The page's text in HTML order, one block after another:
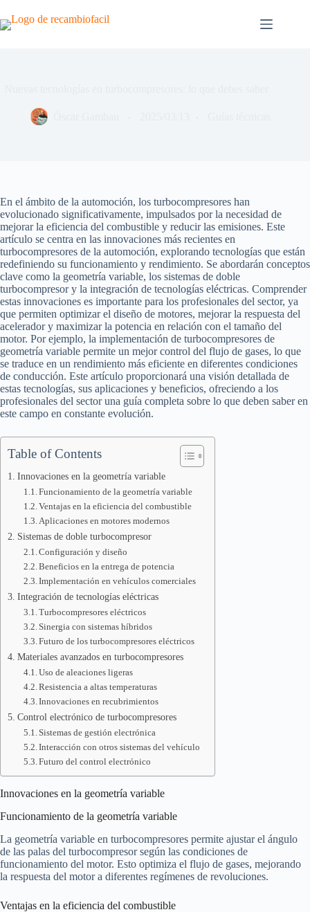
al
contenido
En el ámbito de la automoción, los turbocompresores han
evolucionado significativamente, impulsados por la necesidad de
mejorar la eficiencia del combustible y reducir las emisiones. Este
artículo se centra en las innovaciones más recientes en
turbocompresores de la automoción, explorando tecnologías que están
redefiniendo su funcionamiento y rendimiento. Se abordarán conceptos
clave como la geometría variable, los sistemas de doble
turbocompresor y la integración de tecnologías eléctricas. Comprender
estas innovaciones es importante para los profesionales del sector, ya
que permiten optimizar el diseño de motores, mejorar la respuesta del
acelerador y maximizar la potencia en relación con el tamaño del
motor. Por ejemplo, la implementación de turbocompresores de
geometría variable permite un mejor control del flujo de gases, lo que
se traduce en un rendimiento más eficiente en diferentes condiciones
de conducción. Este artículo proporcionará una visión detallada de
estas tecnologías, sus aplicaciones y beneficios, ofreciendo a los
profesionales del sector una guía completa sobre lo que deben saber en
este campo en constante evolución.
Table of Contents
Innovaciones en la geometría variable
Funcionamiento de la geometría variable
Ventajas en la eficiencia del combustible
Aplicaciones en motores modernos
Sistemas de doble turbocompresor
Configuración y diseño
Beneficios en la entrega de potencia
Implementación en vehículos comerciales
Integración de tecnologías eléctricas
Turbocompresores eléctricos
Sinergia con sistemas híbridos
Futuro de los turbocompresores eléctricos
Materiales avanzados en turbocompresores
Uso de aleaciones ligeras
Resistencia a altas temperaturas
Innovaciones en recubrimientos
Control electrónico de turbocompresores
Sistemas de gestión electrónica
Interacción con otros sistemas del vehículo
Futuro del control electrónico
Innovaciones en la geometría variable
Funcionamiento de la geometría variable
La geometría variable en turbocompresores permite ajustar el ángulo
de las palas del turbocompresor según las condiciones de
funcionamiento del motor. Esto optimiza el flujo de gases, mejorando
la respuesta del motor a diferentes regímenes de revoluciones.
Ventajas en la eficiencia del combustible